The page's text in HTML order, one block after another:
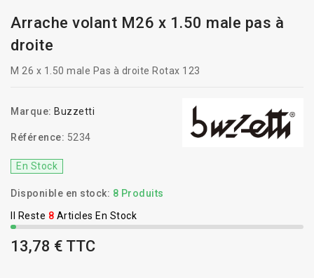
Arrache volant M26 x 1.50 male pas à
droite
M 26 x 1.50 male Pas à droite Rotax 123
Marque: Buzzetti
Référence: 5234
En Stock
Disponible en stock: 8 Produits
Il Reste 8 Articles En Stock
13,78 € TTC